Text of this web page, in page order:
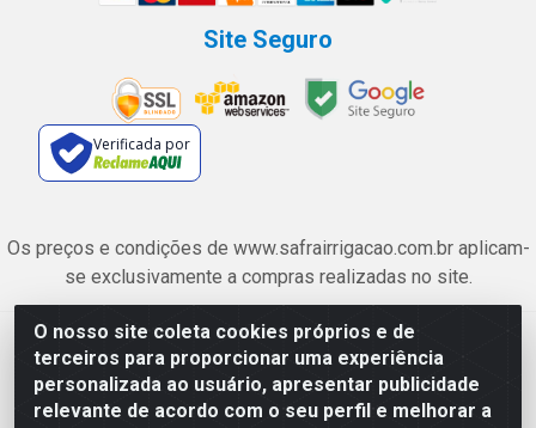
O nosso site coleta cookies próprios e de
terceiros para proporcionar uma experiência
personalizada ao usuário, apresentar publicidade
relevante de acordo com o seu perfil e melhorar a
Site Seguro
Verificada por
Os preços e condições de www.safrairrigacao.com.br aplicam-
se exclusivamente a compras realizadas no site.
Safra Agrícola e Pecuária LTDA - Avenida Castelo Branco, 5330 -
Esplanada dos Anicuns, Goiânia/GO - CEP 74.433-205 - CNPJ
06.315.490/0001-00